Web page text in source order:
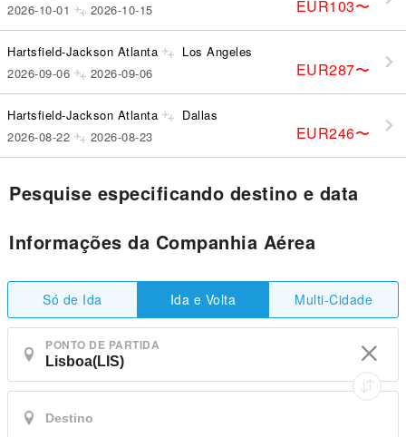
EUR103〜
2026-10-01 2026-10-15
Hartsfield-Jackson Atlanta Los Angeles
EUR287〜
2026-09-06 2026-09-06
Hartsfield-Jackson Atlanta Dallas
EUR246〜
2026-08-22 2026-08-23
Pesquise especificando destino e data
Informações da Companhia Aérea
Só de Ida Ida e Volta Multi-Cidade
PONTO DE PARTIDA